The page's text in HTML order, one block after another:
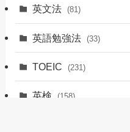
英文法 (81)
英語勉強法 (33)
TOEIC (231)
英検 (158)